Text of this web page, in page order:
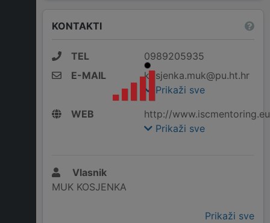
KONTAKTI
TEL
0989205935
E-MAIL
kosjenka.muk@pu.ht.hr
Prikaži sve
WEB
http://www.iscmentoring.eu
Prikaži sve
Vlasnik
MUK KOSJENKA
Prikaži sve